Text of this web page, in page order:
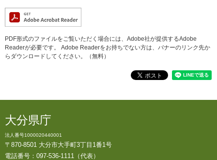
PDF形式のファイルをご覧いただく場合には、Adobe社が提供するAdobe
Readerが必要です。
Adobe Readerをお持ちでない方は、バナーのリンク先か
らダウンロードしてください。（無料）
大分県庁
法人番号1000020440001
〒870-8501 大分市大手町3丁目1番1号
電話番号：097-536-1111（代表）